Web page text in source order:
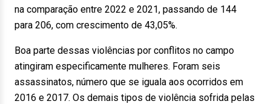
na comparação entre 2022 e 2021, passando de 144
para 206, com crescimento de 43,05%.
Boa parte dessas violências por conflitos no campo
atingiram especificamente mulheres. Foram seis
assassinatos, número que se iguala aos ocorridos em
2016 e 2017. Os demais tipos de violência sofrida pelas